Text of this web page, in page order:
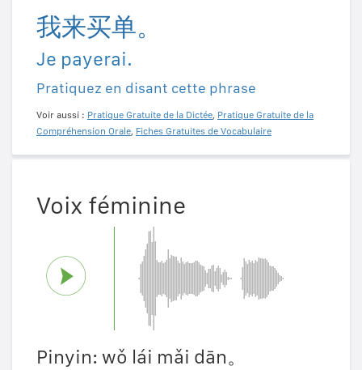
我来买单。
Je payerai.
Pratiquez en disant cette phrase
Voir aussi : Pratique Gratuite de la Dictée, Pratique Gratuite de la
Compréhension Orale, Fiches Gratuites de Vocabulaire
Voix féminine
Pinyin: wǒ lái mǎi dān。